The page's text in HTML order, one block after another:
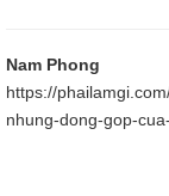
Nam Phong
https://
nhung-dong-gop-